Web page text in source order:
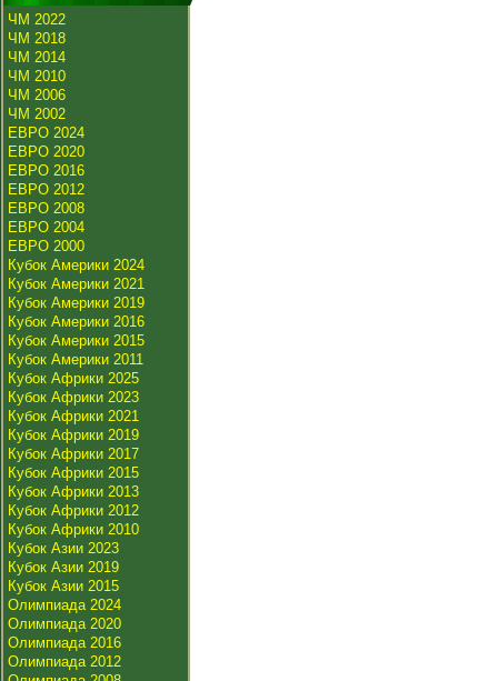
ЧМ 2022
ЧМ 2018
ЧМ 2014
ЧМ 2010
ЧМ 2006
ЧМ 2002
ЕВРО 2024
ЕВРО 2020
ЕВРО 2016
ЕВРО 2012
ЕВРО 2008
ЕВРО 2004
ЕВРО 2000
Кубок Америки 2024
Кубок Америки 2021
Кубок Америки 2019
Кубок Америки 2016
Кубок Америки 2015
Кубок Америки 2011
Кубок Африки 2025
Кубок Африки 2023
Кубок Африки 2021
Кубок Африки 2019
Кубок Африки 2017
Кубок Африки 2015
Кубок Африки 2013
Кубок Африки 2012
Кубок Африки 2010
Кубок Азии 2023
Кубок Азии 2019
Кубок Азии 2015
Олимпиада 2024
Олимпиада 2020
Олимпиада 2016
Олимпиада 2012